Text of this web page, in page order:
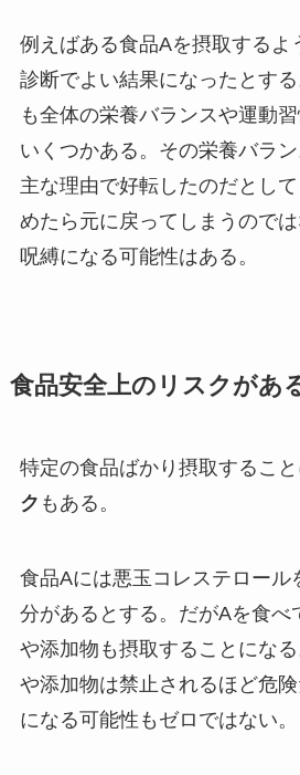
例えばある食品Aを摂取するよ
診断でよい結果になったとす
も全体の栄養バランスや運動
いくつかある。その栄養バラ
主な理由で好転したのだとし
めたら元に戻ってしまうので
呪縛になる可能性はある。
食品安全上のリスクがあ
特定の食品ばかり摂取するこ
ク もある。
食品Aには悪玉コレステロー
分があるとする。だがAを食べ
や添加物も摂取することにな
や添加物は禁止されるほど危
になる可能性もゼロではない。